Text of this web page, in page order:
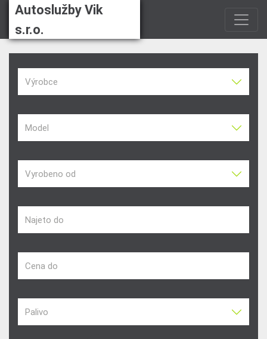
Autoslužby Vik
s.r.o.
Výrobce
Model
Vyrobeno od
Najeto do
Cena do
Palivo